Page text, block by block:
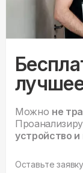
Можно не
устройство
Оставьте